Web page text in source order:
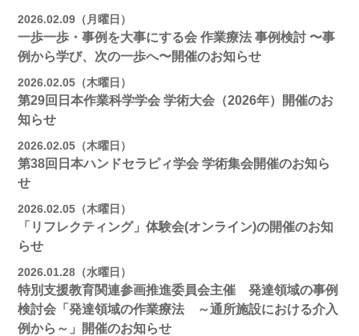
2026.02.09（月曜日）
一歩一歩・事例を大事にする会 作業療法 事例検討 〜事
例から学び、次の一歩へ〜開催のお知らせ
2026.02.05（木曜日）
第29回日本作業科学学会 学術大会（2026年）開催のお
知らせ
2026.02.05（木曜日）
第38回日本ハンドセラピィ学会 学術集会開催のお知ら
せ
2026.02.05（木曜日）
「リフレクティング」体験会(オンライン)の開催のお知
らせ
2026.01.28（水曜日）
特別支援教育関連参画推進委員会主催 発達領域の事例
検討会「発達領域の作業療法 ～通所施設における介入
例から～」開催のお知らせ